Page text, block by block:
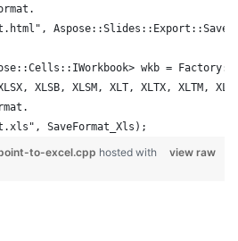
wkb =
XLSB, XLSM, XLT, XLTX, XLTM,
SaveFormat_Xls);
view raw
to-excel.cpp hosted with